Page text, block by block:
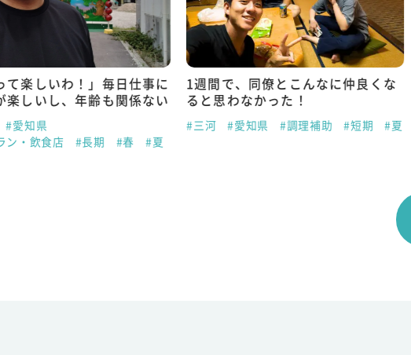
て楽しいわ！」毎日仕事に
楽しいし、年齢も関係ない
#愛知県
ン・飲食店
#長期 #春 #夏
1週間で、同僚とこんなに仲良くな
ると思わなかった！
#三河 #愛知県 #調理補助 #短期 #夏